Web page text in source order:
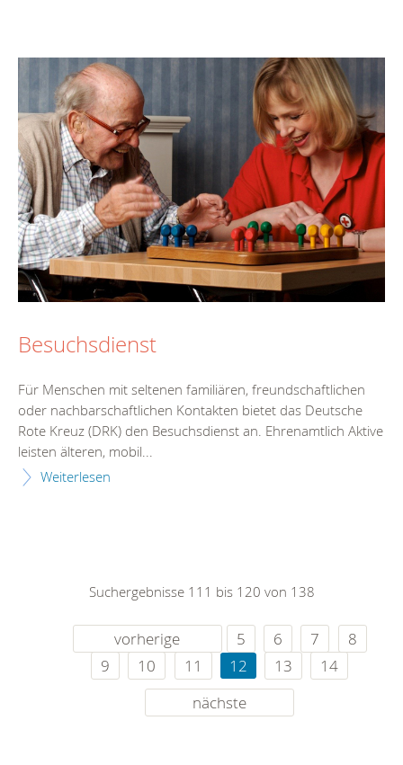
Besuchsdienst
Für Menschen mit seltenen familiären, freundschaftlichen
oder nachbarschaftlichen Kontakten bietet das Deutsche
Rote Kreuz (DRK) den Besuchsdienst an. Ehrenamtlich Aktive
leisten älteren, mobil...
Weiterlesen
Suchergebnisse 111 bis 120 von 138
vorherige 5 6 7
8
9
10 11 12 13
14
nächste